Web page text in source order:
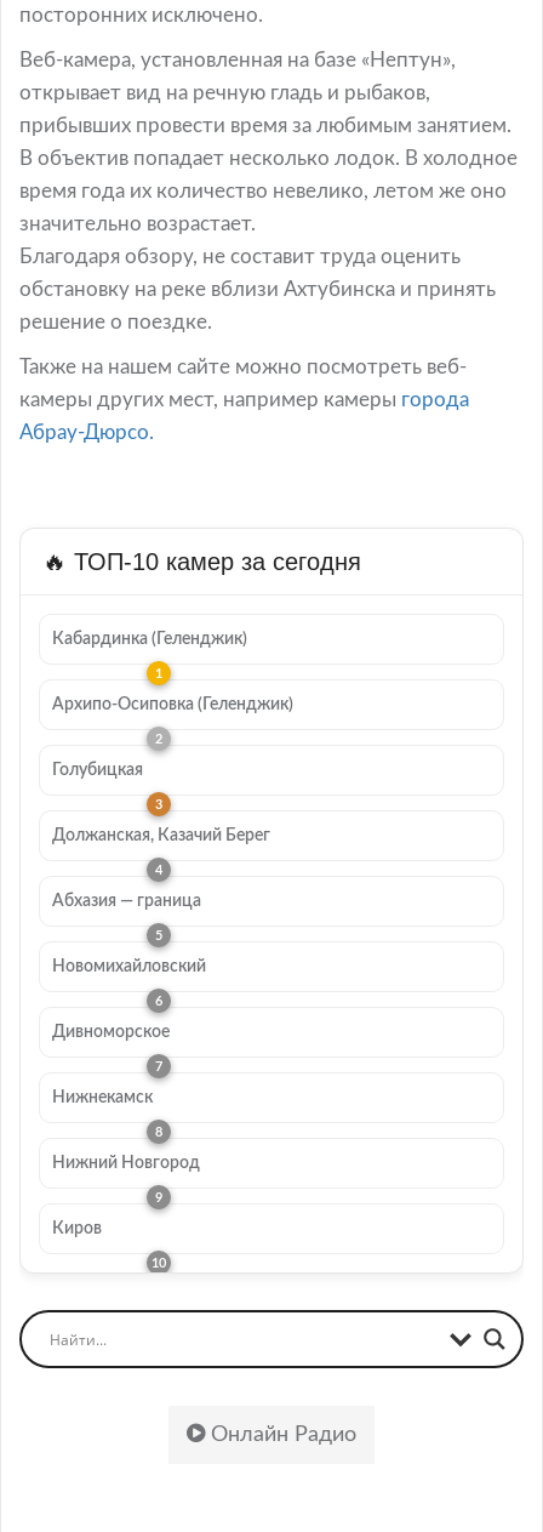
посторонних исключено.
Веб-камера, установленная на базе «Нептун»,
открывает вид на речную гладь и рыбаков,
прибывших провести время за любимым занятием.
В объектив попадает несколько лодок. В холодное
время года их количество невелико, летом же оно
значительно возрастает.
Благодаря обзору, не составит труда оценить
обстановку на реке вблизи Ахтубинска и принять
решение о поездке.
Также на нашем сайте можно посмотреть веб-
камеры других мест, например камеры города
Абрау-Дюрсо.
🔥 ТОП-10 камер за сегодня
Кабардинка (Геленджик)
Архипо-Осиповка (Геленджик)
Голубицкая
Должанская, Казачий Берег
Абхазия — граница
Новомихайловский
Дивноморское
Нижнекамск
Нижний Новгород
Киров
Онлайн Радио